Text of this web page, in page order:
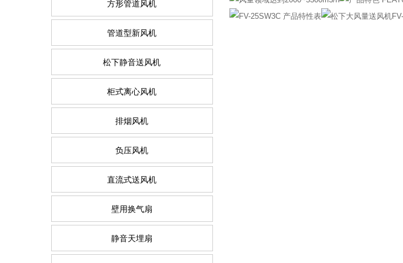
全热新风交换机
方形管道风机
管道型新风机
松下静音送风机
柜式离心风机
排烟风机
负压风机
直流式送风机
壁用换气扇
静音天埋扇